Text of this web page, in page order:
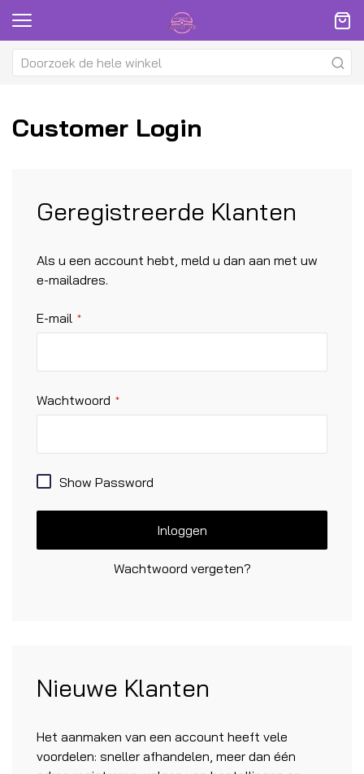
Customer Login
Geregistreerde Klanten
Als u een account hebt, meld u dan aan met uw
e-mailadres.
E-mail
Wachtwoord
Show Password
Inloggen
Wachtwoord vergeten?
Nieuwe Klanten
Het aanmaken van een account heeft vele
voordelen: sneller afhandelen, meer dan één